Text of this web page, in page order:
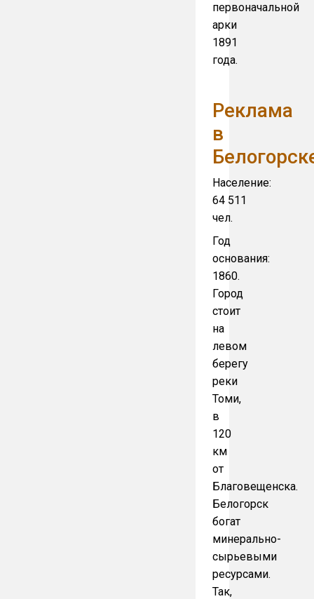
первоначальной
арки
1891
года.
Реклама
в
Население:
64 511
чел.
Год
основания:
1860.
Город
стоит
на
левом
берегу
реки
Томи,
в
120
км
от
Благовещенска.
Белогорск
богат
минерально-
сырьевыми
ресурсами.
Так,